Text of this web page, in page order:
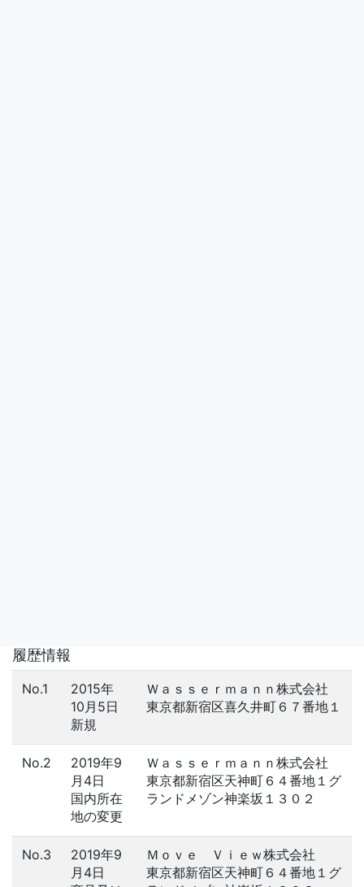
履歴情報
No.1
2015年
10月5日
新規
Ｗａｓｓｅｒｍａｎｎ株式会社
東京都新宿区喜久井町６７番地１
No.2
2019年9
月4日
国内所在
地の変更
Ｗａｓｓｅｒｍａｎｎ株式会社
東京都新宿区天神町６４番地１グ
ランドメゾン神楽坂１３０２
No.3
2019年9
月4日
Ｍｏｖｅ Ｖｉｅｗ株式会社
東京都新宿区天神町６４番地１グ